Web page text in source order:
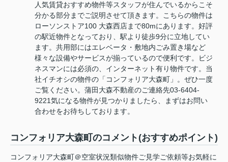
人気賃貸おすすめ物件等スタッフが住んでいるからこそ
分かる部分までご説明させて頂きます。こちらの物件は
ローソンストア100 大森西店まで80mにあります。好評
の駅近物件となっており、駅より徒歩9分に立地してい
ます。共用部にはエレベータ・敷地内ごみ置き場など
様々な設備やサービスが揃っているので便利です。ビジ
ネスマンには必須の、インターネット有り物件です。当
社イチオシの物件の「コンフォリア大森町」。ぜひ一度
ご覧ください。蒲田大森不動産のご連絡先03-6404-
9221気になる物件が見つかりましたら、まずはお問い
合わせをお待ちしております。
コンフォリア大森町のコメント(おすすめポイント)
コンフォリア大森町＠空室状況類似物件ご見学ご依頼等お気軽に